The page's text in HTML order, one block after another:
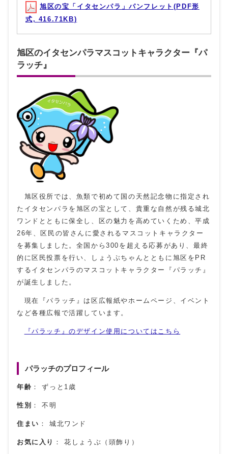
旭区の宝「イタセンパラ」パンフレット(PDF形
式, 416.71KB)
旭区のイタセンパラマスコットキャラクター『パ
ラッチ』
旭区役所では、魚類で初めて国の天然記念物に指定され
たイタセンパラを旭区の宝として、貴重な自然が残る城北
ワンドとともに保全し、区の魅力を高めていくため、平成
26年、区民の皆さんに愛されるマスコットキャラクター
を募集しました。全国から300を超える応募があり、最終
的に区民投票を行い、しょうぶちゃんとともに旭区をPR
するイタセンパラのマスコットキャラクター『パラッチ』
が誕生しました。
現在『パラッチ』は区広報紙やホームページ、イベント
など各種広報で活躍しています。
『パラッチ』のデザイン使用についてはこちら
パラッチのプロフィール
年齢 ： ずっと1歳
性別 ： 不明
住まい ： 城北ワンド
お気に入り ： 花しょうぶ（頭飾り）